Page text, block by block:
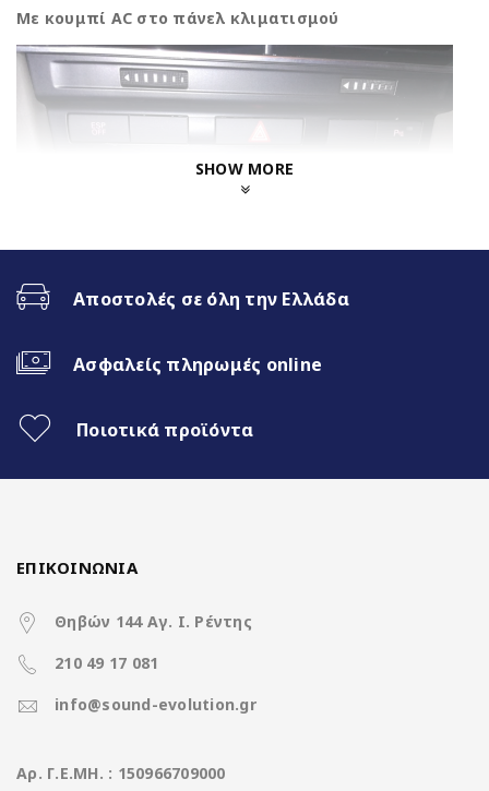
Με κουμπί AC στο πάνελ κλιματισμού
Χαρακτηριστικά
Ανάλυση οθόνης
SHOW MORE
Αποστολές σε όλη την Ελλάδα
Ασφαλείς πληρωμές online
Ποιοτικά προϊόντα
ΕΠΙΚΟΙΝΩΝΙΑ
Θηβών 144 Αγ. Ι. Ρέντης
210 49 17 081
info@sound-evolution.gr
Aρ. Γ.Ε.ΜΗ. : 150966709000